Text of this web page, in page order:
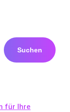
Suchen
für Ihre